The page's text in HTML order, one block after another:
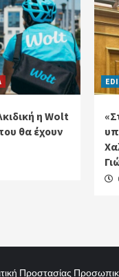
η Wolt
θα έχουν
Προστασίας